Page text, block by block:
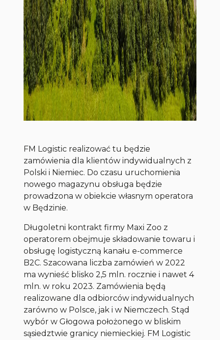
FM Logistic realizować tu będzie
zamówienia dla klientów indywidualnych z
Polski i Niemiec. Do czasu uruchomienia
nowego magazynu obsługa będzie
prowadzona w obiekcie własnym operatora
w Będzinie.
Długoletni kontrakt firmy Maxi Zoo z
operatorem obejmuje składowanie towaru i
obsługę logistyczną kanału e-commerce
B2C. Szacowana liczba zamówień w 2022
ma wynieść blisko 2,5 mln. rocznie i nawet 4
mln. w roku 2023. Zamówienia będą
realizowane dla odbiorców indywidualnych
zarówno w Polsce, jak i w Niemczech. Stąd
wybór w Głogowa położonego w bliskim
sąsiedztwie granicy niemieckiej. FM Logistic